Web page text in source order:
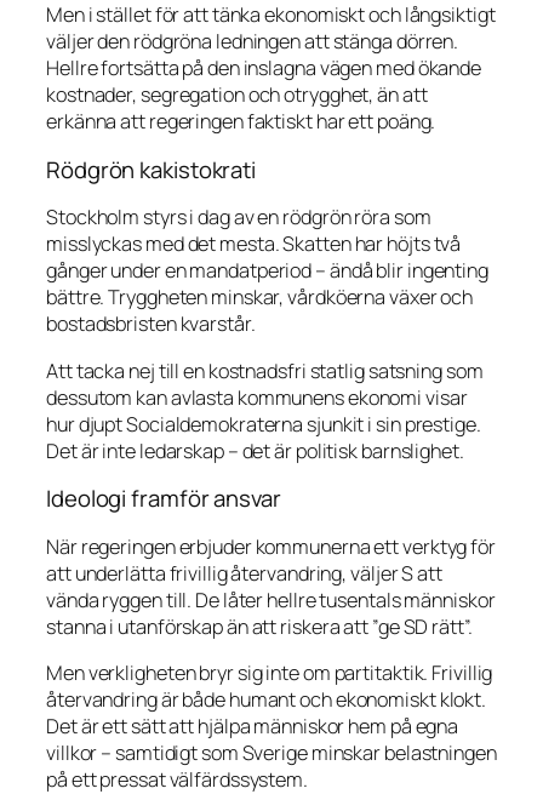
Men i stället för att tänka ekonomiskt och långsiktigt
väljer den rödgröna ledningen att stänga dörren.
Hellre fortsätta på den inslagna vägen med ökande
kostnader, segregation och otrygghet, än att
erkänna att regeringen faktiskt har ett poäng.
Rödgrön kakistokrati
Stockholm styrs i dag av en rödgrön röra som
misslyckas med det mesta. Skatten har höjts två
gånger under en mandatperiod – ändå blir ingenting
bättre. Tryggheten minskar, vårdköerna växer och
bostadsbristen kvarstår.
Att tacka nej till en kostnadsfri statlig satsning som
dessutom kan avlasta kommunens ekonomi visar
hur djupt Socialdemokraterna sjunkit i sin prestige.
Det är inte ledarskap – det är politisk barnslighet.
Ideologi framför ansvar
När regeringen erbjuder kommunerna ett verktyg för
att underlätta frivillig återvandring, väljer S att
vända ryggen till. De låter hellre tusentals människor
stanna i utanförskap än att riskera att ”ge SD rätt”.
Men verkligheten bryr sig inte om partitaktik. Frivillig
återvandring är både humant och ekonomiskt klokt.
Det är ett sätt att hjälpa människor hem på egna
villkor – samtidigt som Sverige minskar belastningen
på ett pressat välfärdssystem.